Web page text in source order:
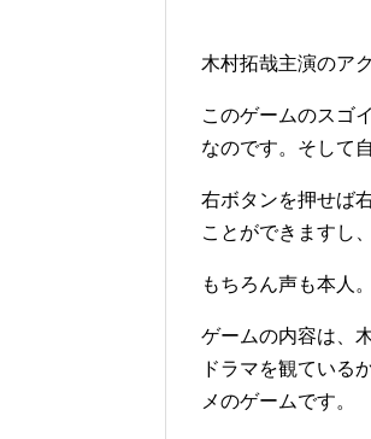
木村拓哉主演のア
このゲームのスゴ
なのです。そして
右ボタンを押せば
ことができますし
もちろん声も本人
ゲームの内容は、
ドラマを観ている
メのゲームです。